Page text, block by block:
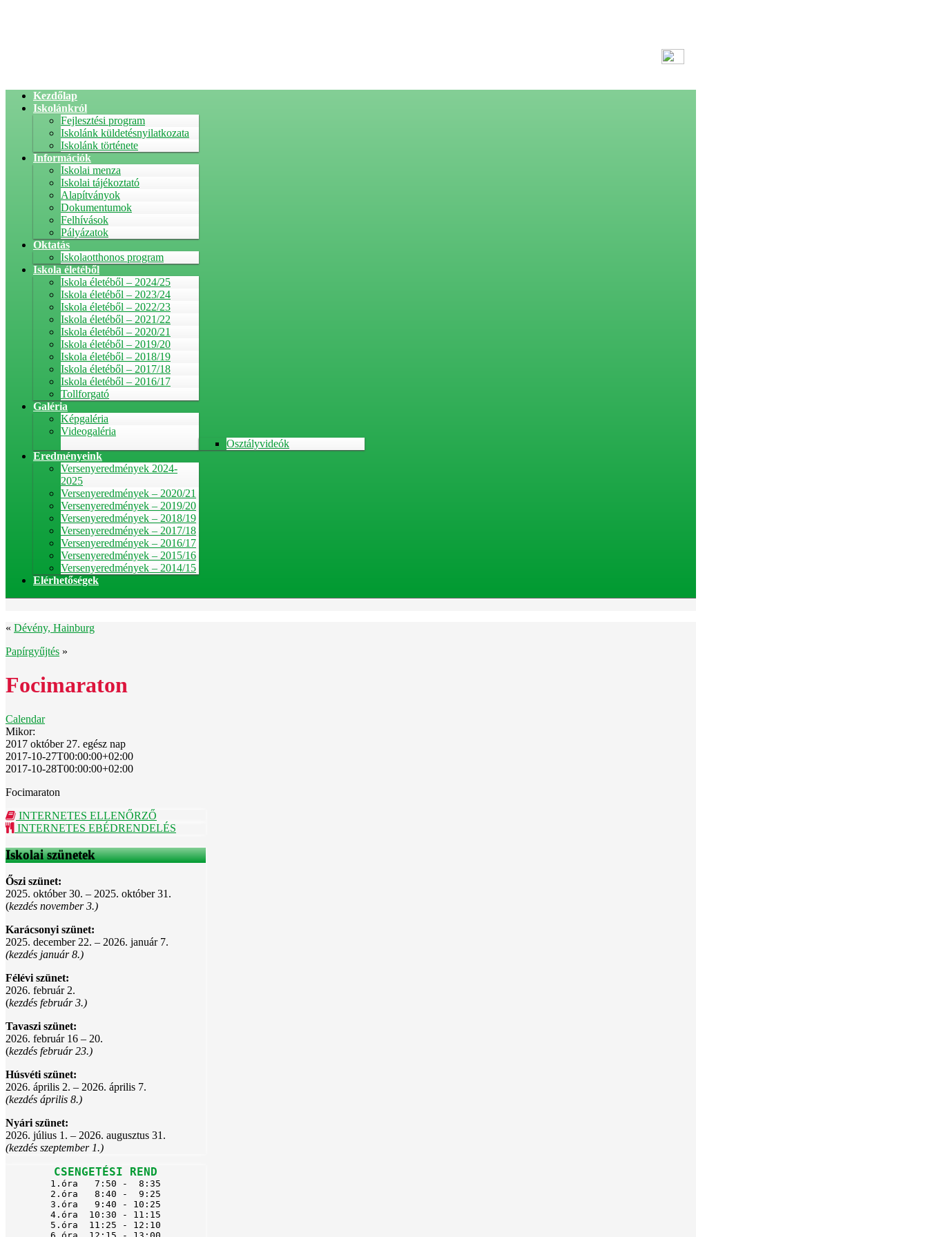
Kezdőlap
Iskolánkról
Fejlesztési program
Iskolánk küldetésnyilatkozata
Iskolánk története
Információk
Iskolai menza
Iskolai tájékoztató
Alapítványok
Dokumentumok
Felhívások
Pályázatok
Oktatás
Iskolaotthonos program
Iskola életéből
Iskola életéből – 2024/25
Iskola életéből – 2023/24
Iskola életéből – 2022/23
Iskola életéből – 2021/22
Iskola életéből – 2020/21
Iskola életéből – 2019/20
Iskola életéből – 2018/19
Iskola életéből – 2017/18
Iskola életéből – 2016/17
Tollforgató
Galéria
Képgaléria
Videogaléria
Osztályvideók
Eredményeink
Versenyeredmények 2024-
2025
Versenyeredmények – 2020/21
Versenyeredmények – 2019/20
Versenyeredmények – 2018/19
Versenyeredmények – 2017/18
Versenyeredmények – 2016/17
Versenyeredmények – 2015/16
Versenyeredmények – 2014/15
Elérhetőségek
« Dévény, Hainburg
Papírgyűjtés »
Focimaraton
Calendar
Mikor:
2017 október 27. egész nap
2017-10-27T00:00:00+02:00
2017-10-28T00:00:00+02:00
Focimaraton
INTERNETES ELLENŐRZŐ
INTERNETES EBÉDRENDELÉS
Iskolai szünetek
Őszi szünet:
2025. október 30. – 2025. október 31.
(kezdés november 3.)
Karácsonyi szünet:
2025. december 22. – 2026. január 7.
(kezdés január 8.)
Félévi szünet:
2026. február 2.
(kezdés február 3.)
Tavaszi szünet:
2026. február 16 – 20.
(kezdés február 23.)
Húsvéti szünet:
2026. április 2. – 2026. április 7.
(kezdés április 8.)
Nyári szünet:
2026. július 1. – 2026. augusztus 31.
(kezdés szeptember 1.)
CSENGETÉSI REND
1.óra   7:50 -  8:35
2.óra   8:40 -  9:25
3.óra   9:40 - 10:25
4.óra  10:30 - 11:15
5.óra  11:25 - 12:10